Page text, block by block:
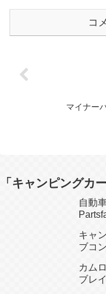
コ
マイナー
「キャンピングカ
自動
キャ
ブコ
カム
ブレ